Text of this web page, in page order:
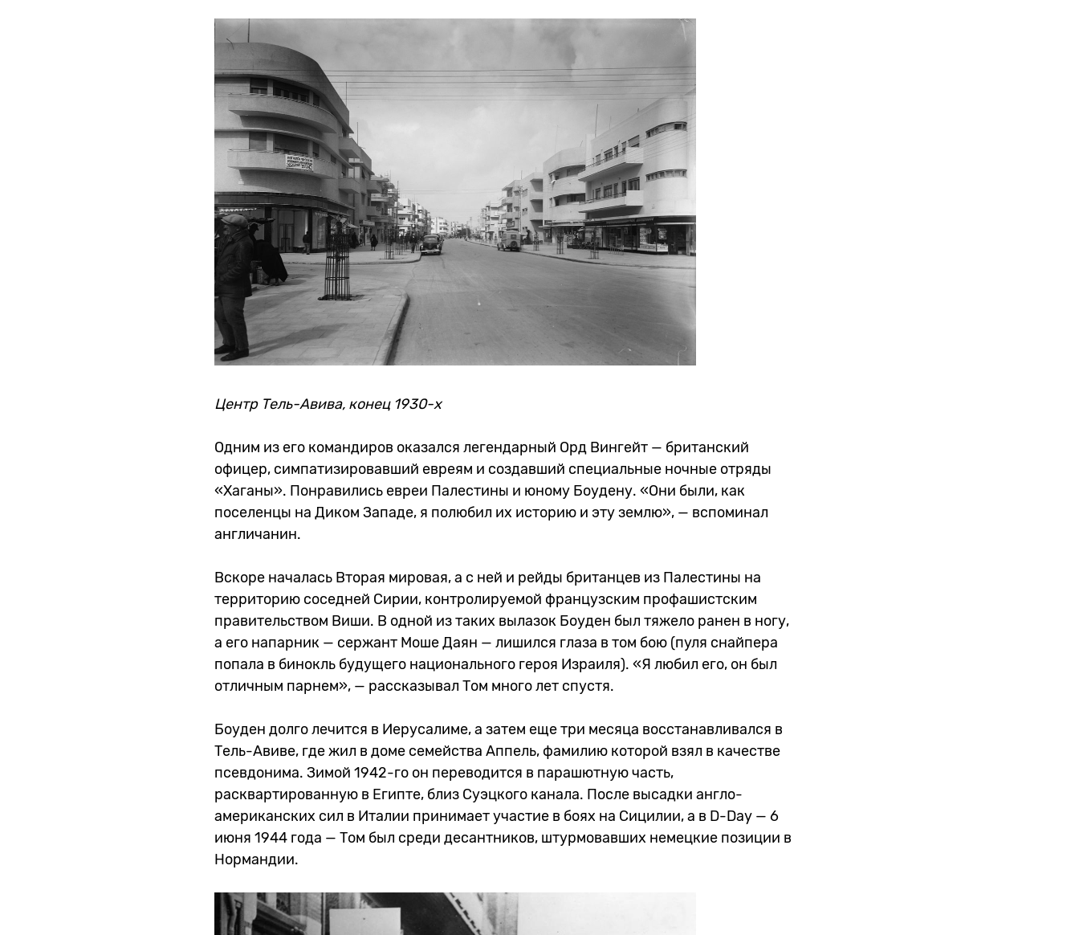
Центр Тель-Авива, конец 1930-х
Одним из его командиров оказался легендарный Орд Вингейт — британский
офицер, симпатизировавший евреям и создавший специальные ночные отряды
«Хаганы». Понравились евреи Палестины и юному Боудену. «Они были, как
поселенцы на Диком Западе, я полюбил их историю и эту землю», — вспоминал
англичанин.
Вскоре началась Вторая мировая, а с ней и рейды британцев из Палестины на
территорию соседней Сирии, контролируемой французским профашистским
правительством Виши. В одной из таких вылазок Боуден был тяжело ранен в ногу,
а его напарник — сержант Моше Даян — лишился глаза в том бою (пуля снайпера
попала в бинокль будущего национального героя Израиля). «Я любил его, он был
отличным парнем», — рассказывал Том много лет спустя.
Боуден долго лечится в Иерусалиме, а затем еще три месяца восстанавливался в
Тель-Авиве, где жил в доме семейства Аппель, фамилию которой взял в качестве
псевдонима. Зимой 1942-го он переводится в парашютную часть,
расквартированную в Египте, близ Суэцкого канала. После высадки англо-
американских сил в Италии принимает участие в боях на Сицилии, а в D-Day — 6
июня 1944 года — Том был среди десантников, штурмовавших немецкие позиции в
Нормандии.